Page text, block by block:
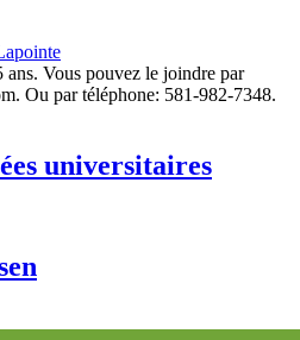
ans. Vous pouvez le joindre par
Ou par téléphone: 581-982-7348.
universitaires